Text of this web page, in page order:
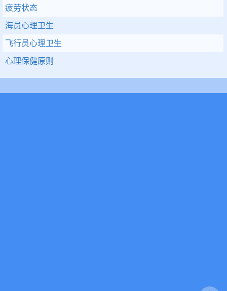
疲劳状态
海员心理卫生
飞行员心理卫生
心理保健原则